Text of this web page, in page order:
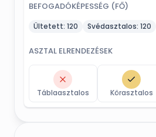
BEFOGADÓKÉPESSÉG (FŐ)
Ültetett: 120 Svédasztalos: 120
ASZTAL ELRENDEZÉSEK
Táblaasztalos Körasztalos